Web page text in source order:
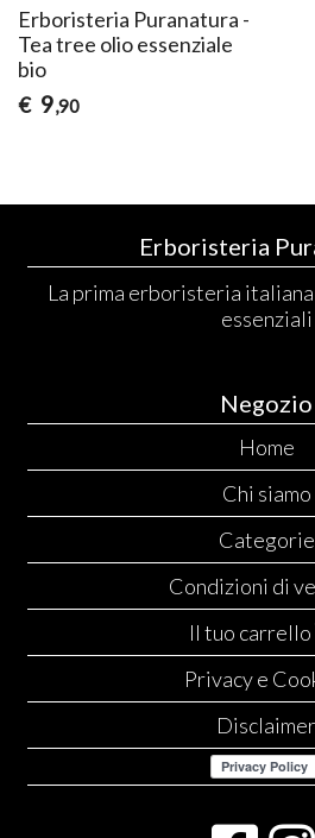
Erboristeria Puranatura -
Tea tree olio essenziale
bio
€ 9,90
Erboristeria
La prima erboristeria
essenziali
Negozio
Home
Chi siamo
Categorie
Condizioni di
Il tuo carrello
Privacy e
Disclaimer